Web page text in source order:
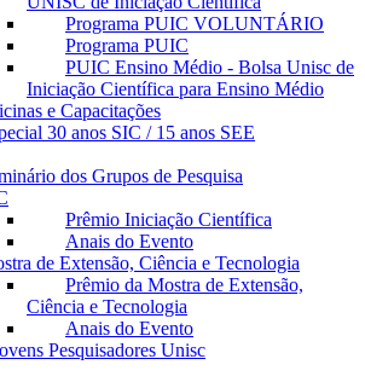
Programa PUIC VOLUNTÁRIO
Programa PUIC
PUIC Ensino Médio - Bolsa Unisc de
Iniciação Científica para Ensino Médio
e Capacitações
30 anos SIC / 15 anos SEE
dos Grupos de Pesquisa
Prêmio Iniciação Científica
Anais do Evento
de Extensão, Ciência e Tecnologia
Prêmio da Mostra de Extensão,
Ciência e Tecnologia
Anais do Evento
Pesquisadores Unisc